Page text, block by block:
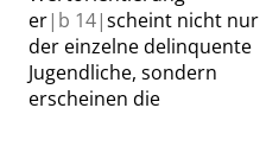
er| b 14|scheint nicht nur
der einzelne delinquente
Jugendliche, sondern
erscheinen die